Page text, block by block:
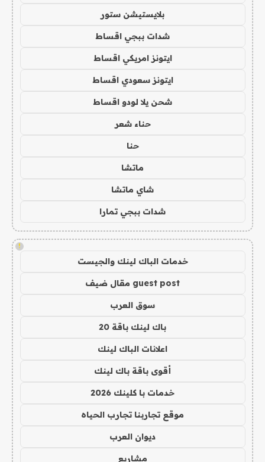
بلايستيشن ستور
شدات ببجي اقساط
ايتونز امريكي اقساط
ايتونز سعودي اقساط
شحن يلا لودو اقساط
حناء شعر
حنا
ماتشا
شاي ماتشا
شدات ببجي تمارا
!
خدمات الباك لينك والجيست
guest post مقال ضيف
سوق العرب
باك لينك باقة 20
اعلانات الباك لينك
أقوى باقة باك لينك
خدمات با كلينك 2026
موقع تجاربنا تجارب الحياه
ديوان العرب
مشاريع